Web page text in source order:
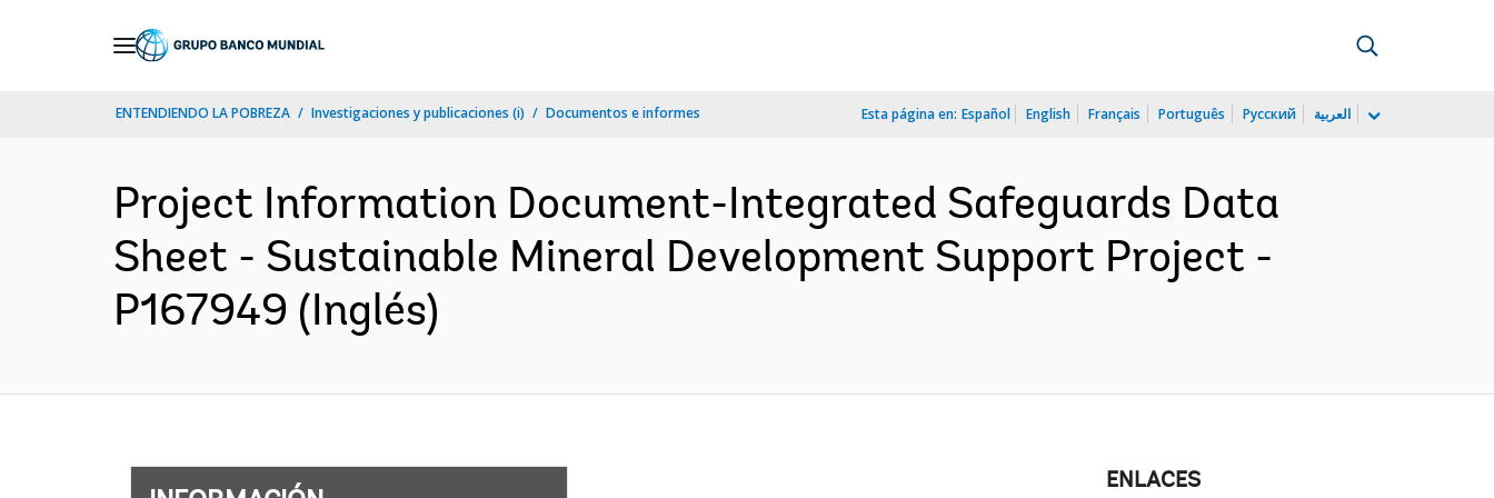
ENTENDIENDO LA POBREZA Investigaciones y publicaciones (i) Documentos e informes Esta página en: Español English Français Português Русский العربية
Project Information Document-Integrated Safeguards Data
Sheet - Sustainable Mineral Development Support Project -
P167949 (Inglés)
ENLACES